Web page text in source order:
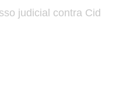
judicial contra Cid